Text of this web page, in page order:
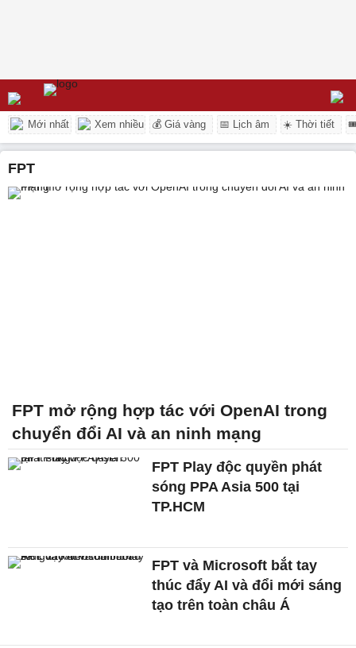
Mới nhất Xem nhiều 💰 Giá vàng 📅 Lịch âm ☀️ Thời tiết
FPT
FPT mở rộng hợp tác với OpenAI trong
chuyển đổi AI và an ninh mạng
FPT Play độc quyền phát
sóng PPA Asia 500 tại
TP.HCM
FPT và Microsoft bắt tay
thúc đẩy AI và đổi mới sáng
tạo trên toàn châu Á